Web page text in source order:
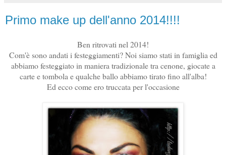
Primo make up dell'anno 2014!!!!
Ben ritrovati nel 2014!
Com'è sono andati i festeggiamenti? Noi siamo stati in famiglia ed
abbiamo festeggiato in maniera tradizionale tra cenone, giocate a
carte e tombola e qualche ballo abbiamo tirato fino all'alba!
Ed ecco come ero truccata per l'occasione